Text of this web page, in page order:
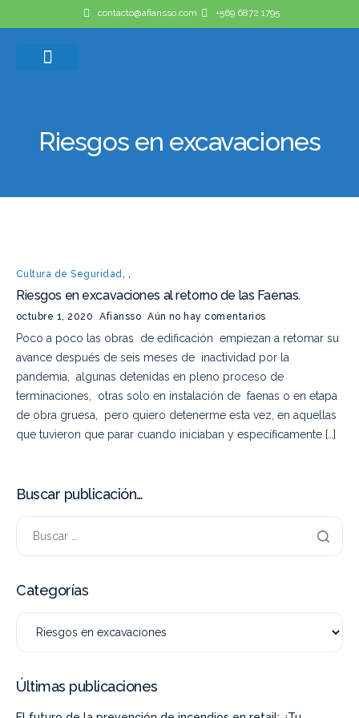
contacto@afiansso.com +569 6872 1795
Riesgos en excavaciones
Cultura de Seguridad, ,
Riesgos en excavaciones al retorno de las Faenas.
octubre 1, 2020 Afiansso Aún no hay comentarios
Poco a poco las obras de edificación empiezan a retomar su
avance después de seis meses de inactividad por la
pandemia, algunas detenidas en pleno proceso de
terminaciones, otras solo en instalación de faenas o en etapa
de obra gruesa, pero quiero detenerme esta vez, en aquellas
que tuvieron que parar cuando iniciaban y específicamente […]
Buscar publicación…
Categorías
Últimas publicaciones